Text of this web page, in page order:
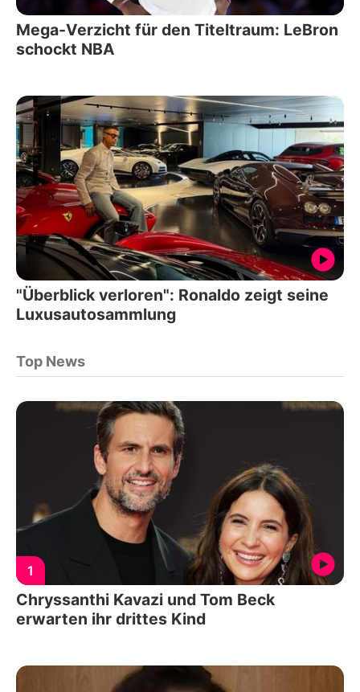
Mega-Verzicht für den Titeltraum: LeBron
schockt NBA
"Überblick verloren": Ronaldo zeigt seine
Luxusautosammlung
Top News
1
Chryssanthi Kavazi und Tom Beck
erwarten ihr drittes Kind